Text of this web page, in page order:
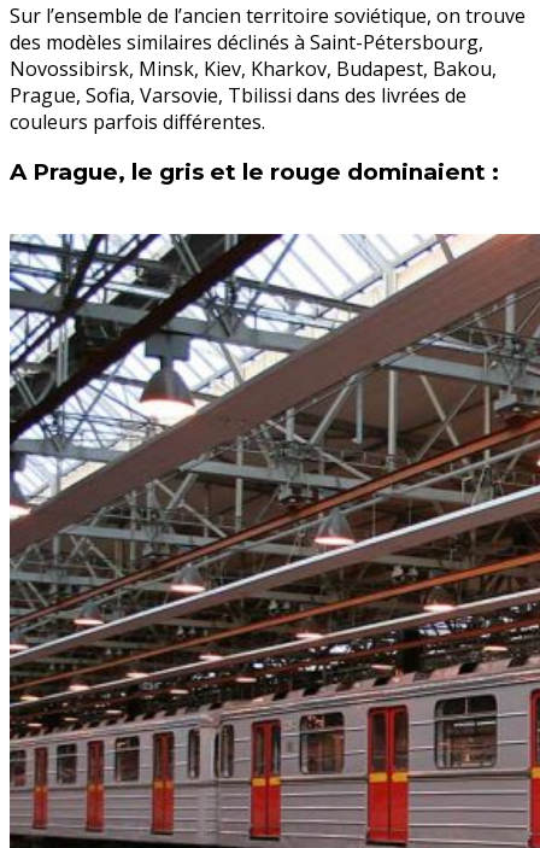
Sur l’ensemble de l’ancien territoire soviétique, on trouve
des modèles similaires déclinés à Saint-Pétersbourg,
Novossibirsk, Minsk, Kiev, Kharkov, Budapest, Bakou,
Prague, Sofia, Varsovie, Tbilissi dans des livrées de
couleurs parfois différentes.
A Prague, le gris et le rouge dominaient :